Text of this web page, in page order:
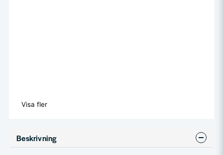
Visa fler
Beskrivning